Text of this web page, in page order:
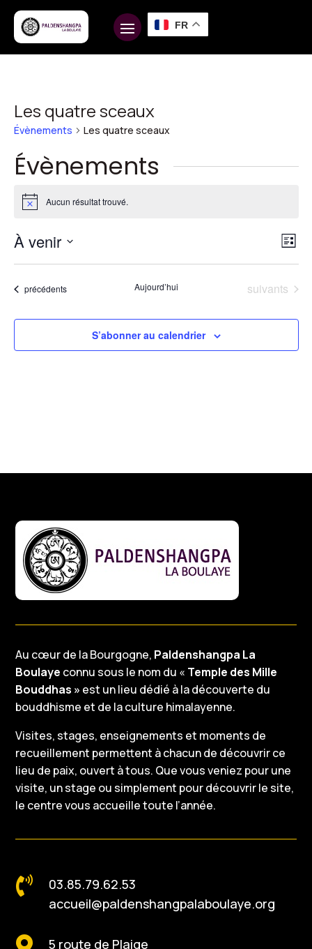
Les quatre sceaux
Évènements Les quatre sceaux
Évènements
Notice Aucun résultat trouvé.
Liste
À venir
Sélectionnez
date.
Évènements
précédents Aujourd’hui Évènements
suivants
S’abonner au calendrier
Au cœur de la Bourgogne, Paldenshangpa La
Boulaye connu sous le nom du « Temple des Mille
Bouddhas » est un lieu dédié à la découverte du
bouddhisme et de la culture himalayenne.
Visites, stages, enseignements et moments de
recueillement permettent à chacun de découvrir ce
lieu de paix, ouvert à tous. Que vous veniez pour une
visite, un stage ou simplement pour découvrir le site,
le centre vous accueille toute l’année.

03.85.79.62.53
accueil@paldenshangpalaboulaye.org
5 route de Plaige
FR